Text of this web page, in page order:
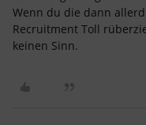
Wenn du die dann
Recruitment Toll
keinen Sinn.